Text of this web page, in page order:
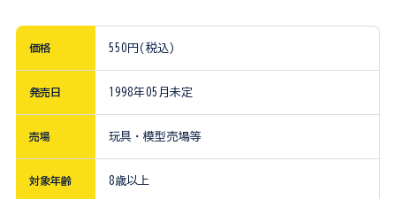
価格 550円(税込)
発売日 1998年05月未定
売場 玩具・模型売場等
対象年齢 8歳以上